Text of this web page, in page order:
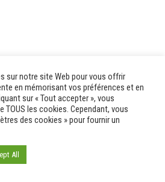
sur notre site Web pour vous offrir
en mémorisant vos préférences et en
sur « Tout accepter », vous
les cookies. Cependant, vous
des cookies » pour fournir un
All